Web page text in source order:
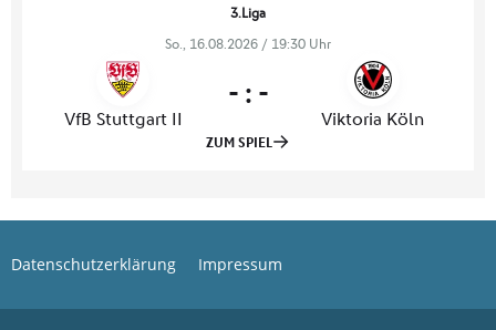
Datenschutzerklärung Impressum